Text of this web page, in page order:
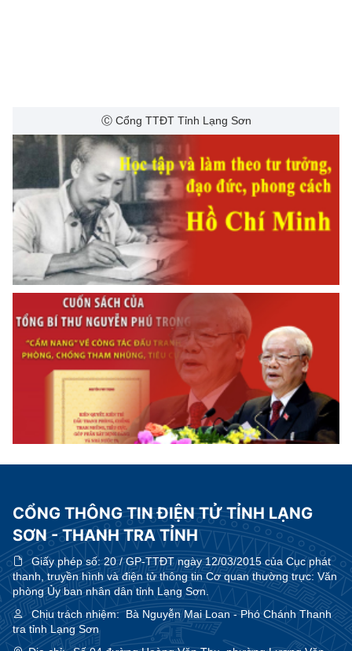
Ⓒ Cổng TTĐT Tỉnh Lạng Sơn
CỔNG THÔNG TIN ĐIỆN TỬ TỈNH LẠNG
SƠN - THANH TRA TỈNH
Giấy phép số:20 / GP-TTĐT ngày 12/03/2015 của Cục phát
thanh, truyền hình và điện tử thông tin Cơ quan thường trực: Văn
phòng Ủy ban nhân dân tỉnh Lạng Sơn.
Chịu trách nhiệm:Bà Nguyễn Mai Loan - Phó Chánh Thanh
tra tỉnh Lạng Sơn